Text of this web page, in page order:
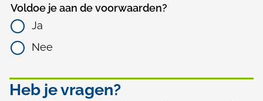
Voldoe je aan de voorwaarden?
Ja
Nee
Heb je vragen?